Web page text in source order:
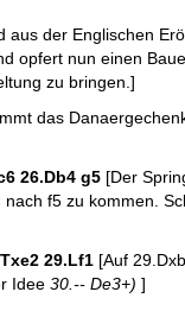
aus der Englischen
opfert nun einen
zu bringen.]
das
26.Db4 g5 [Der
f5 zu kommen.
29.Lf1 [Auf
Idee 30.-- De3+) ]